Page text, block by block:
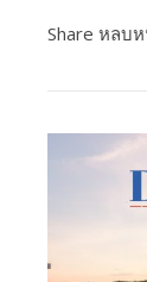
Share หลบ